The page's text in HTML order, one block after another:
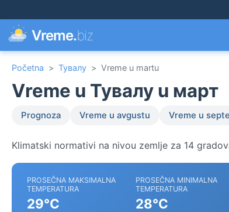
Vreme.biz
Početna > Тувалу > Vreme u martu
Vreme u Тувалу u март
Prognoza Vreme u avgustu Vreme u
Klimatski normativi na nivou zemlje za 14
PROSEČNA MAKSIMALNA
TEMPERATURA
29°C
PROSEČNA MINIMALNA
TEMPERATURA
28°C